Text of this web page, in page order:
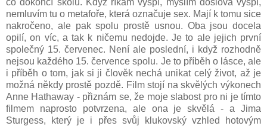
nemluvím tu o metafoře, která označuje sex. Mají k tomu sice
nakročeno, ale pak spolu prostě usnou. Oba jsou docela
opilí, on víc, a tak k ničemu nedojde. Je to ale jejich první
společný 15. červenec. Není ale poslední, i když rozhodně
nejsou každého 15. července spolu. Je to příběh o lásce, ale
i příběh o tom, jak si ji člověk nechá unikat celý život, až je
možná někdy prostě pozdě. Film stojí na skvělých výkonech
Anne Hathaway - přiznám se, že moje slabost pro ni je tímto
filmem naprosto potvrzena, ale ona je skvělá - a Jima
Sturgess, který je i přes svůj klukovský vzhled hotovým